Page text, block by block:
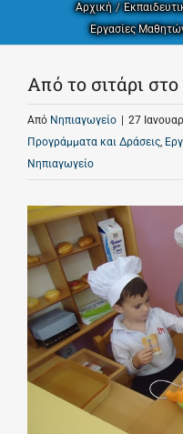
Αρχική
Εργασίες
Από το σιτάρι
Από Νηπιαγωγείο 27
Προγράμματα και Δράσεις,
Νηπιαγωγείο